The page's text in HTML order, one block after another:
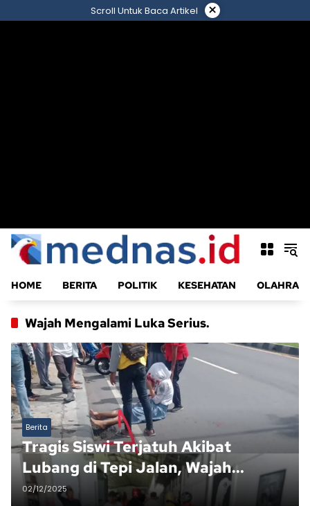
ke
Scroll Untuk Baca Artikel ×
HOME BERITA POLITIK KESEHATAN
Wajah Mengalami Luka Serius.
Berita
Tragis Siswi Terjatuh Akibat
Lubang di Tepi Jalan, Wajah
Mengalami Luka Serius.
02/12/2025